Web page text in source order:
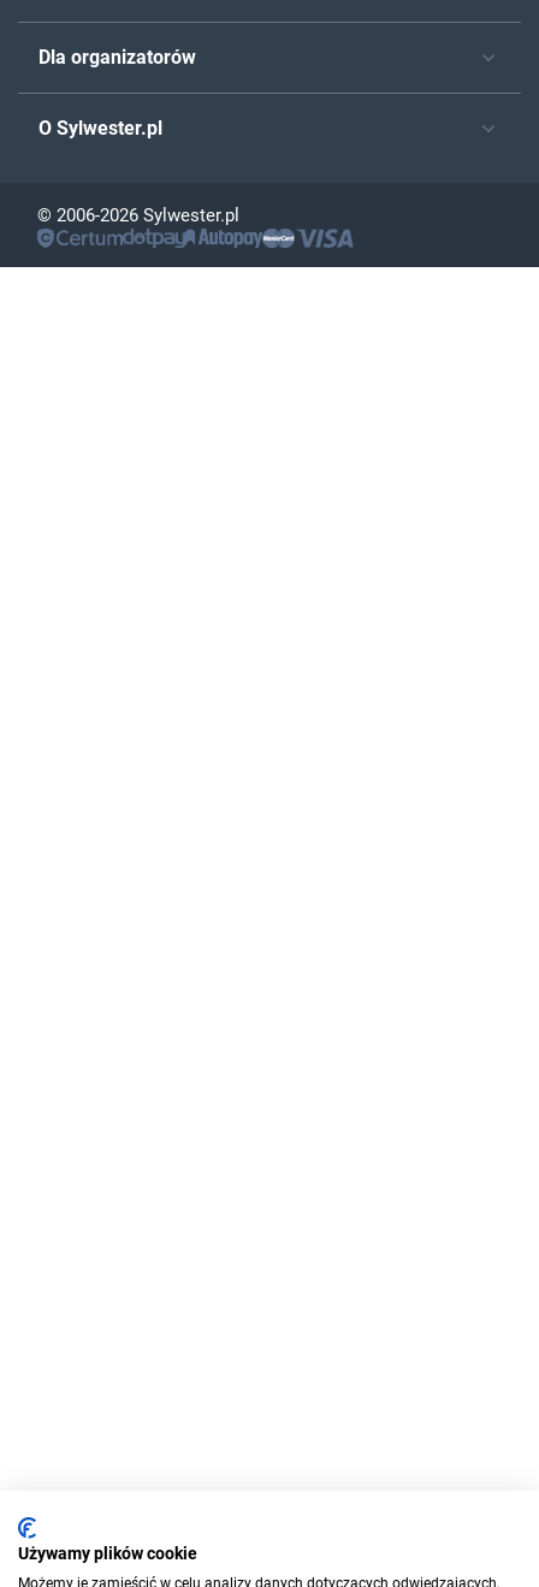
Dla organizatorów
O Sylwester.pl
© 2006-2026 Sylwester.pl
Używamy plików cookie
Możemy je zamieścić w celu analizy danych dotyczących odwiedzających,